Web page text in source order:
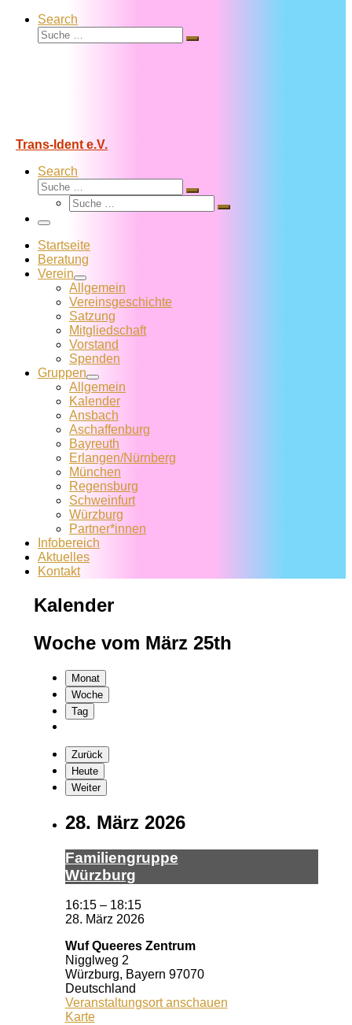
Search
Suche
Suche
Trans-Ident e.V.
Search
Suche
Suche
Suche
Suche
Menü
Startseite
Beratung
Verein
Allgemein
Vereins­geschichte
Satzung
Mitglied­schaft
Vorstand
Spenden
Gruppen
Allgemein
Kalender
Ansbach
Aschaffenburg
Bayreuth
Erlangen/Nürnberg
München
Regensburg
Schweinfurt
Würzburg
Partner*innen
Infobereich
Aktuelles
Kontakt
Kalender
Woche vom März 25th
Monat
Woche
Tag
Zurück
Heute
Weiter
28. März 2026
Fa­mi­li­en­grup­pe
Würz­burg
16:15 – 18:15
28. März 2026
Wuf Queeres Zentrum
Nigglweg 2
Würzburg, Bayern 97070
Deutschland
Veranstaltungsort anschauen
KarteWuf